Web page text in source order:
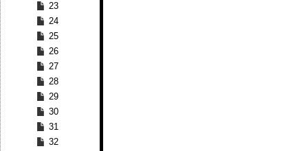
23
24
25
26
27
28
29
30
31
32